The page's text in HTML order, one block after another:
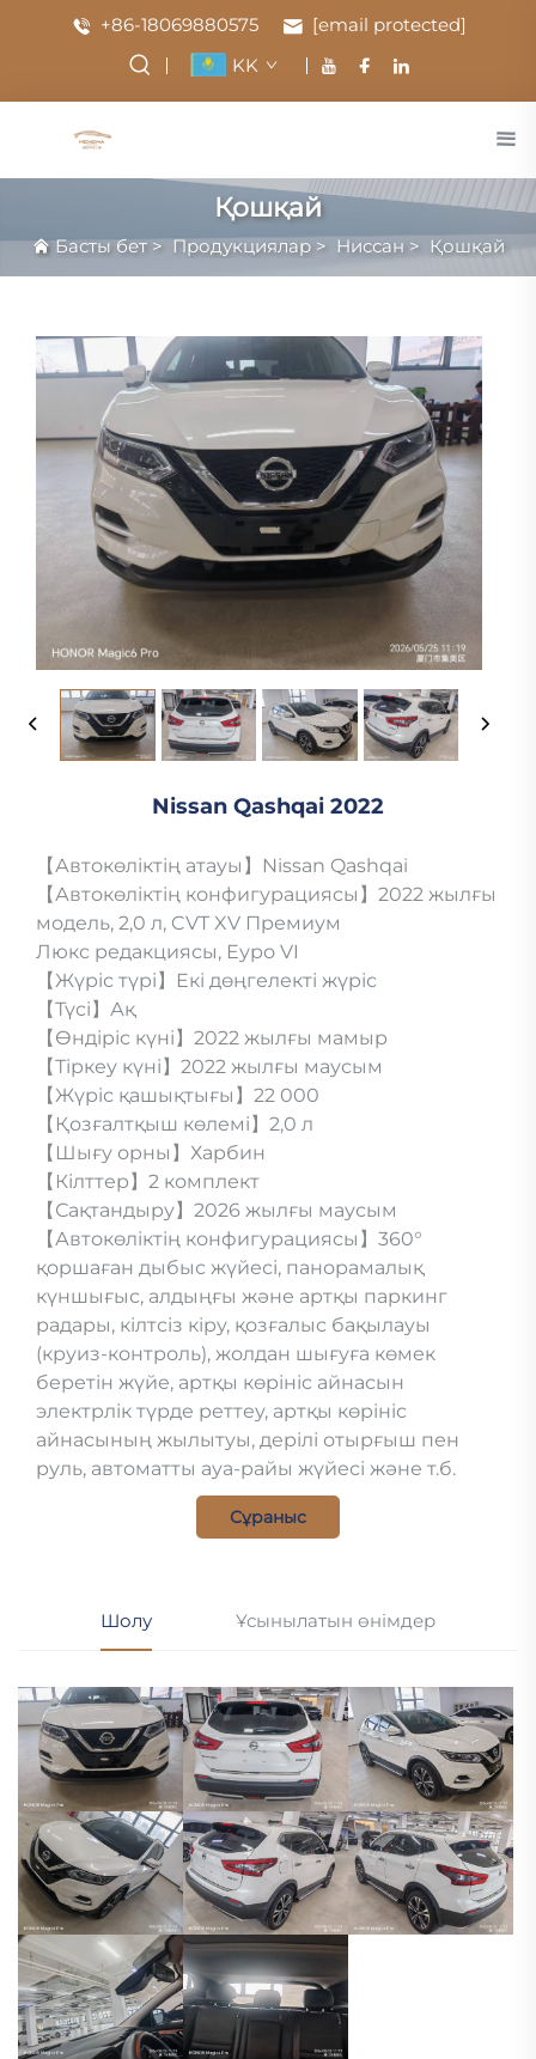
+86-18069880575
[email protected]
KK
Қошқай
Басты бет> Продукциялар> Ниссан > Қошқай
Nissan Qashqai 2022
【Автокөліктің атауы】Nissan Qashqai
【Автокөліктің конфигурациясы】2022 жылғы
модель, 2,0 л, CVT XV Премиум
Люкс редакциясы, Еуро VI
【Жүріс түрі】Екі дөңгелекті жүріс
【Түсі】Ақ
【Өндіріс күні】2022 жылғы мамыр
【Тіркеу күні】2022 жылғы маусым
【Жүріс қашықтығы】22 000
【Қозғалтқыш көлемі】2,0 л
【Шығу орны】Харбин
【Кілттер】2 комплект
【Сақтандыру】2026 жылғы маусым
【Автокөліктің конфигурациясы】360°
қоршаған дыбыс жүйесі, панорамалық
күншығыс, алдыңғы және артқы паркинг
радары, кілтсіз кіру, қозғалыс бақылауы
(круиз-контроль), жолдан шығуға көмек
беретін жүйе, артқы көрініс айнасын
электрлік түрде реттеу, артқы көрініс
айнасының жылытуы, дерілі отырғыш пен
руль, автоматты ауа-райы жүйесі және т.б.
Сұраныс
Шолу Ұсынылатын өнімдер